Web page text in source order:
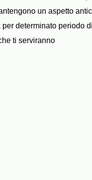
un aspetto
determinato periodo
ti serviranno